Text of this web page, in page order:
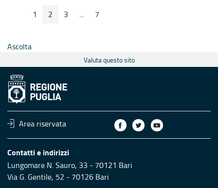
Pagina Precedente
Pagina
1 Pagina
2 Pagina
3 ...
Pagine intermedie
Pagina
7
Ascolta
Valuta questo sito
Area riservata
Contatti e indirizzi
Lungomare N. Sauro, 33 - 70121 Bari
Via G. Gentile, 52 - 70126 Bari